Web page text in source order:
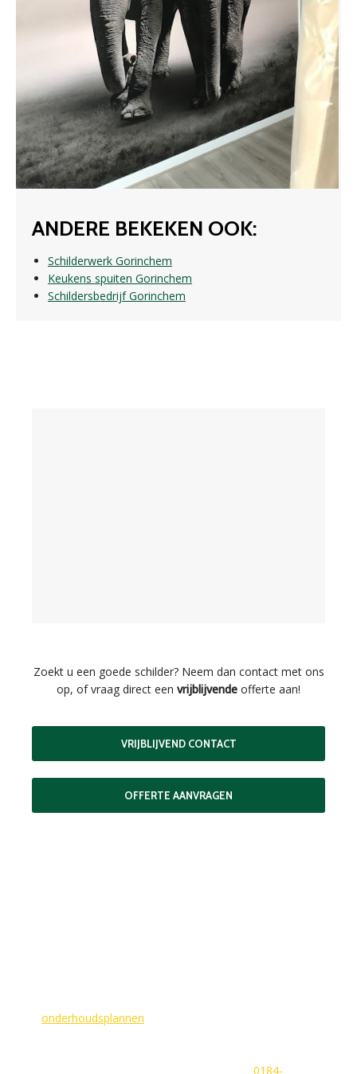
ANDERE BEKEKEN OOK:
Schilderwerk Gorinchem
Keukens spuiten Gorinchem
Schildersbedrijf Gorinchem
Zoekt u een goede schilder? Neem dan contact met ons
op, of vraag direct een vrijblijvende offerte aan!
VRIJBLIJVEND CONTACT
OFFERTE AANVRAGEN
onderhoudsplannen
0184-